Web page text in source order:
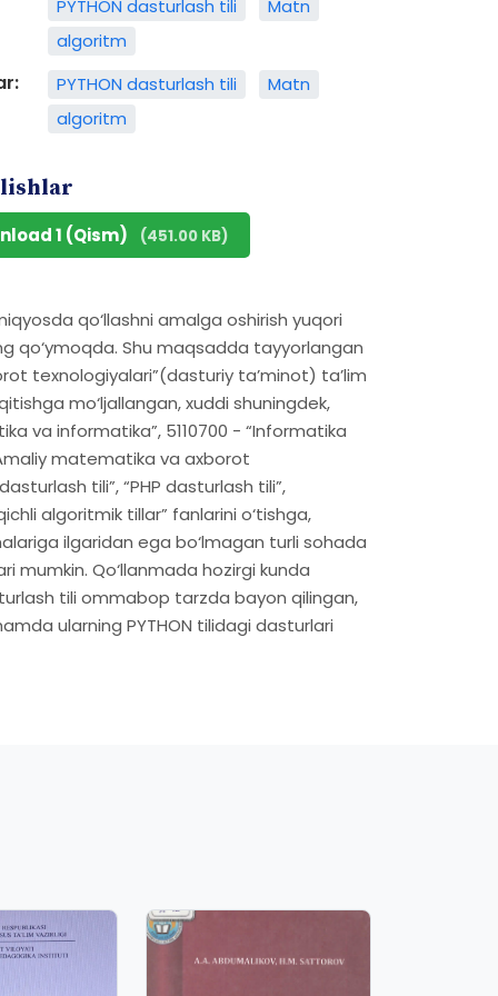
PYTHON dasturlash tili
Matn
algoritm
PYTHON dasturlash tili
Matn
algoritm
1 (Qism) (451.00 KB)
qo‘llashni amalga oshirish yuqori
qo‘ymoqda. Shu maqsadda tayyorlangan
texnologiyalari”(dasturiy ta’minot) ta’lim
mo‘ljallangan, xuddi shuningdek,
va informatika”, 5110700 - “Informatika
matematika va axborot
tili”, “PHP dasturlash tili”,
algoritmik tillar” fanlarini o‘tishga,
ilgaridan ega bo‘lmagan turli sohada
Qo‘llanmada hozirgi kunda
tili ommabop tarzda bayon qilingan,
ularning PYTHON tilidagi dasturlari